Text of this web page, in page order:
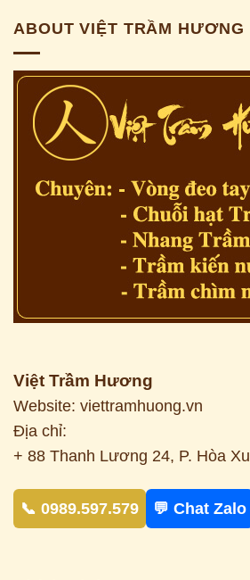
ABOUT VIỆT TRẦM HƯƠNG
Việt Trầm Hương
Website: viettramhuong.vn
Địa chỉ:
+ 88 Thanh Lương 24, P. Hòa
📞 0989.597.579 💬 Chat Zalo